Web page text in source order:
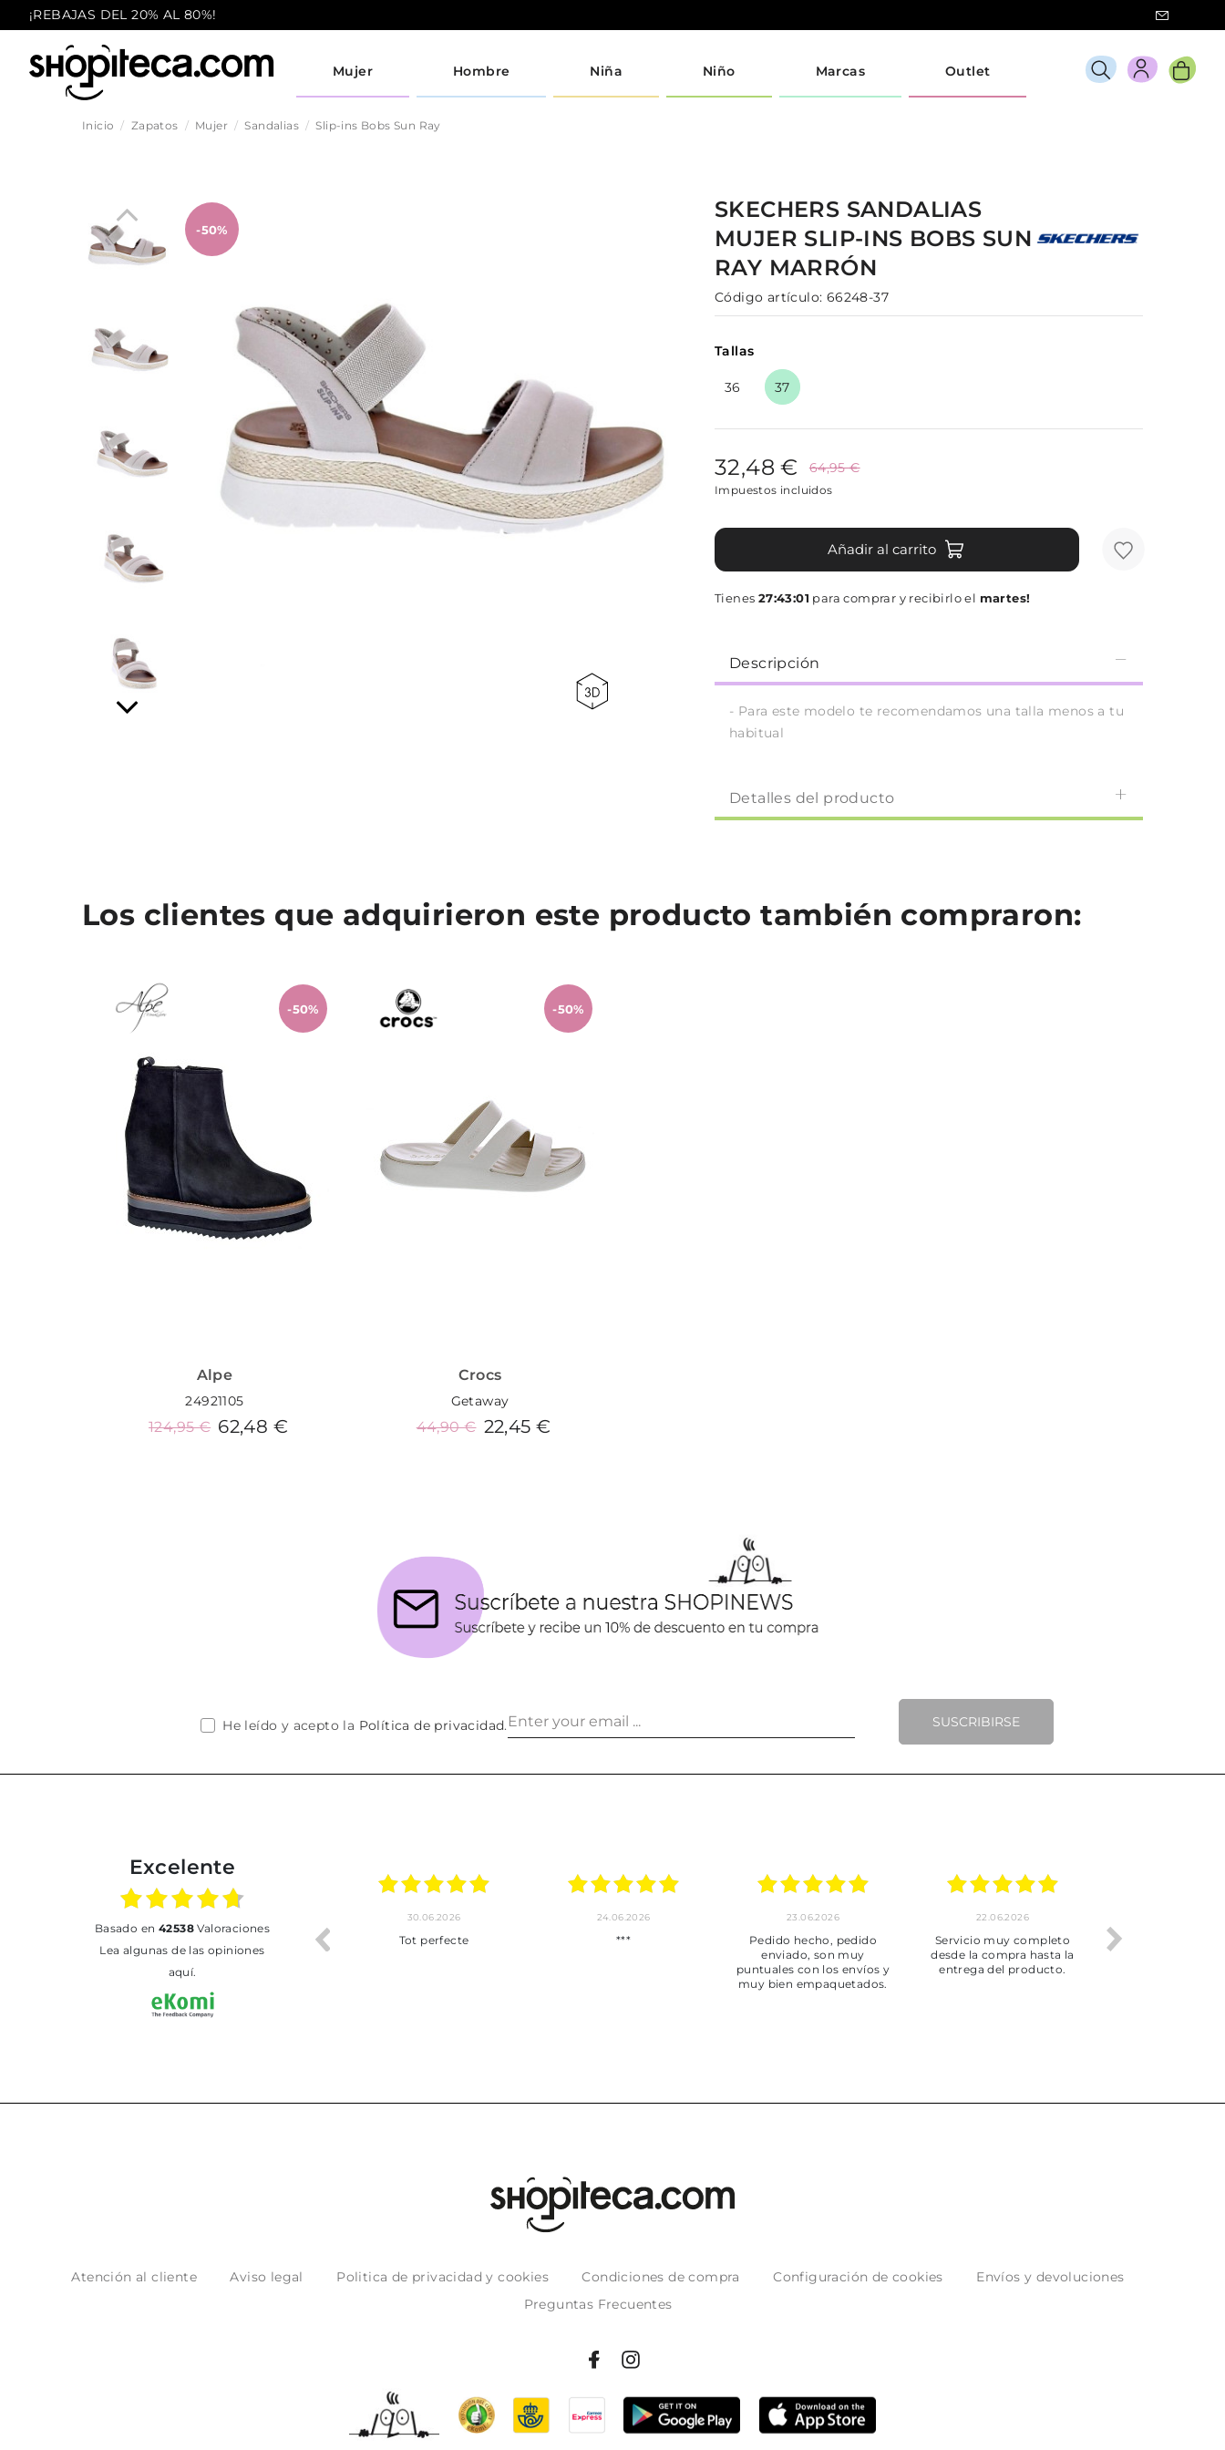
¡REBAJAS DEL 20% AL 80%!
Mujer Hombre Niña Niño Marcas Outlet
Inicio Zapatos Mujer Sandalias Slip-ins Bobs Sun Ray
-50%
SKECHERS SANDALIAS
MUJER SLIP-INS BOBS SUN
RAY MARRÓN
Código artículo: 66248-37
Tallas
36 37
32,48 € 64,95 €
Impuestos incluidos
Añadir al carrito
Tienes 27:43:01 para comprar y recibirlo el martes!
Descripción
- Para este modelo te recomendamos una talla menos a tu
habitual
Detalles del producto
Los clientes que adquirieron este producto también compraron:
-50%
Alpe
24921105
62,48 €
124,95 €
-50%
Crocs
Getaway
22,45 €
44,90 €
SUSCRIBIRSE
He leído y acepto la Política de privacidad.
Excelente
basado en 42538Valoraciones
Lea algunas de las opiniones
aquí.
30.06.2026
Tot perfecte
24.06.2026
***
23.06.2026
Pedido hecho, pedido
enviado, son muy
puntuales con los envíos y
muy bien empaquetados.
22.06.2026
Servicio muy completo
desde la compra hasta la
entrega del producto.
Atención al cliente Aviso legal Politica de privacidad y cookies Condiciones de compra Configuración de cookies
Envíos y devoluciones
Preguntas Frecuentes